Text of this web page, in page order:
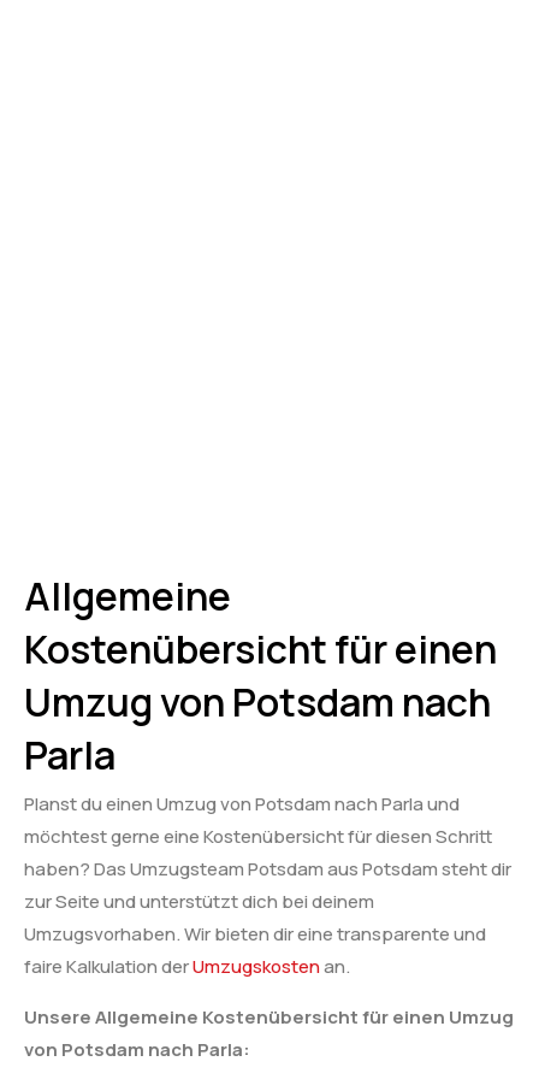
Allgemeine
Kostenübersicht für einen
Umzug von Potsdam nach
Parla
Planst du einen Umzug von Potsdam nach Parla und
möchtest gerne eine Kostenübersicht für diesen Schritt
haben? Das Umzugsteam Potsdam aus Potsdam steht dir
zur Seite und unterstützt dich bei deinem
Umzugsvorhaben. Wir bieten dir eine transparente und
faire Kalkulation derUmzugskostenan.
Unsere Allgemeine Kostenübersicht für einen Umzug
von Potsdam nach Parla: